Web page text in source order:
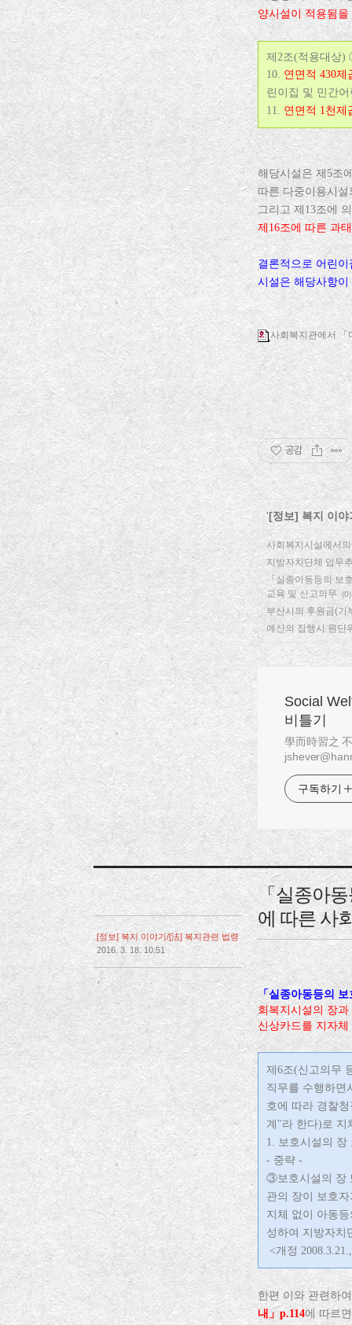
양시설이 적용됨
제2조(적용대상
10. 연면적 430제
린이집 및 민간
11. 연면적 1천제
해당시설은 제5조
따른 다중이용시
그리고 제13조에
제16조에 따른 과
결론적으로 어린
시설은 해당사항이
사회복지관에서 「
공감
' [정보] 복지 이야
사회복지시설에서
지방자치단체 업무
「실종아동등의 보
교육 및 신고의무
(0)
부산시의 후원금(기
예산의 집행시 원단
Social
비틀기
學而時習之
구독하기
[정보] 복지 이야기/[法] 복지관련 법령
2016. 3. 18. 10:51
「실종아
에 따른 사
「실종아동등의
회복지시설의 장
신상카드를 지자
제6조(신고의무
직무를 수행하면
호에 따라 경찰
계"라 한다)로 지
1. 보호시설의 장
- 중략 -
③보호시설의 장
관의 장이 보호
지체 없이 아동
성하여 지방자치
<개정
한편 이와 관련하여
내」p.114에 따르